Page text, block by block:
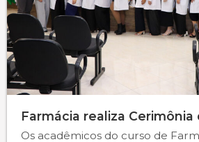
Farmácia realiza Cerimônia
Os acadêmicos do curso de